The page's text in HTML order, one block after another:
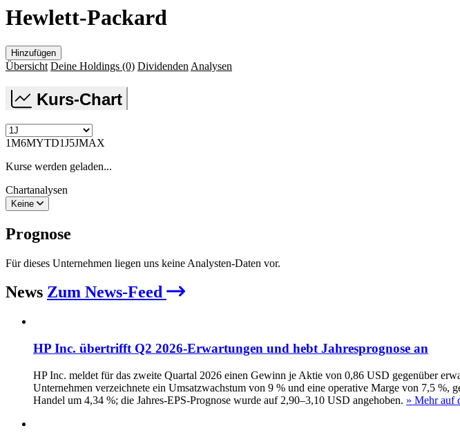
Hewlett-Packard
Hinzufügen
Übersicht Deine Holdings (0) Dividenden Analysen
Kurs-Chart
1M6MYTD1J5JMAX
Kurse werden geladen...
Chartanalysen
Keine
Prognose
Für dieses Unternehmen liegen uns keine Analysten-Daten vor.
News Zum News-Feed
HP Inc. übertrifft Q2 2026‑Erwartungen und hebt Jahresprognose an
HP Inc. meldet für das zweite Quartal 2026 einen Gewinn je Aktie von 0,86 USD gegenüber
Unternehmen verzeichnete ein Umsatzwachstum von 9 % und eine operative Marge von 7,5
Handel um 4,34 %; die Jahres‑EPS‑Prognose wurde auf 2,90–3,10 USD angehoben. » Mehr auf